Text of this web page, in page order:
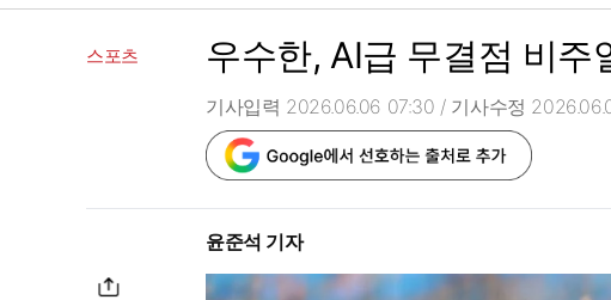
스포츠 우수한, AI급 무결점 비
기사입력 2026.06.06 07:30 / 기사수정
윤준석 기자